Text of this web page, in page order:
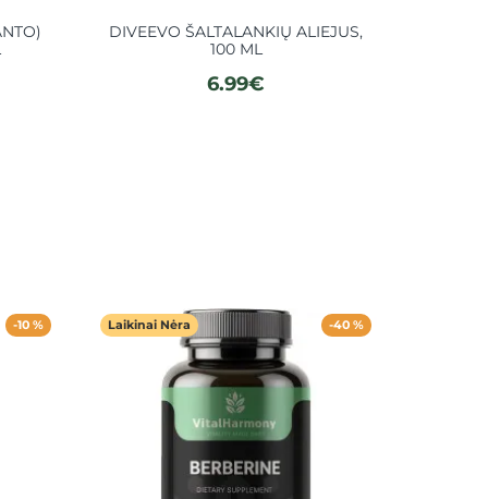
DIVEEVO ŠALTALANKIŲ ALIEJUS,
100 ML
6.99€
-10 % -40 %
Laikinai Nėra